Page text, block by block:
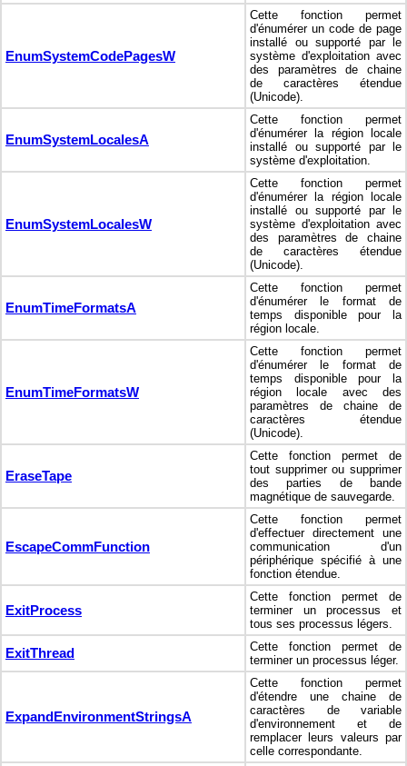
EnumSystemCodePagesW
Cette fonction permet
d'énumérer un code de page
installé ou supporté par le
système d'exploitation avec
des paramètres de chaine
de caractères étendue
(Unicode).
EnumSystemLocalesA
Cette fonction permet
d'énumérer la région locale
installé ou supporté par le
système d'exploitation.
EnumSystemLocalesW
Cette fonction permet
d'énumérer la région locale
installé ou supporté par le
système d'exploitation avec
des paramètres de chaine
de caractères étendue
(Unicode).
EnumTimeFormatsA
Cette fonction permet
d'énumérer le format de
temps disponible pour la
région locale.
EnumTimeFormatsW
Cette fonction permet
d'énumérer le format de
temps disponible pour la
région locale avec des
paramètres de chaine de
caractères étendue
(Unicode).
EraseTape
Cette fonction permet de
tout supprimer ou supprimer
des parties de bande
magnétique de sauvegarde.
EscapeCommFunction
Cette fonction permet
d'effectuer directement une
communication d'un
périphérique spécifié à une
fonction étendue.
ExitProcess
Cette fonction permet de
terminer un processus et
tous ses processus légers.
ExitThread
Cette fonction permet de
terminer un processus léger.
ExpandEnvironmentStringsA
Cette fonction permet
d'étendre une chaine de
caractères de variable
d'environnement et de
remplacer leurs valeurs par
celle correspondante.